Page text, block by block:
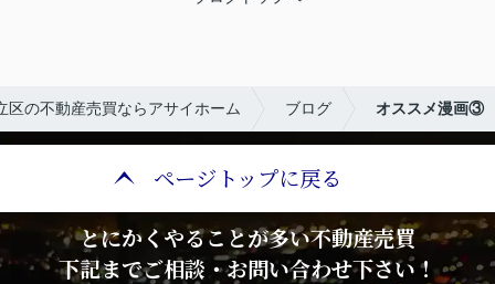
区の不動産売買ならアサイホーム ブログ オススメ漫画③
ページトップに戻る
とにかくやることが多い不動産売買
下記までご相談・お問い合わせ下さい！